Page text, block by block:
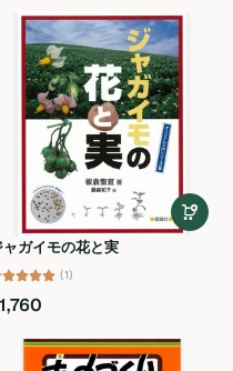
ャガイモの花と実
(1)